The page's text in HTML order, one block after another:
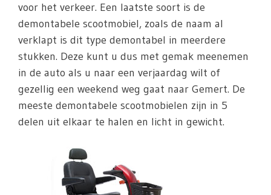
voor het verkeer. Een laatste soort is de
demontabele scootmobiel, zoals de naam al
verklapt is dit type demontabel in meerdere
stukken. Deze kunt u dus met gemak meenemen
in de auto als u naar een verjaardag wilt of
gezellig een weekend weg gaat naar Gemert. De
meeste demontabele scootmobielen zijn in 5
delen uit elkaar te halen en licht in gewicht.